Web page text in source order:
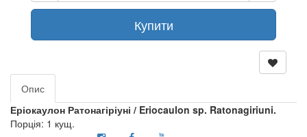
Купити
Опис
Еріокаулон Ратонагіріуні / Eriocaulon sp. Ratonagiriuni.
Порція: 1 кущ.